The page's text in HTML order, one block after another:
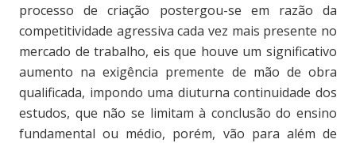
processo de criação postergou-se em razão da
competitividade agressiva cada vez mais presente no
mercado de trabalho, eis que houve um significativo
aumento na exigência premente de mão de obra
qualificada, impondo uma diuturna continuidade dos
estudos, que não se limitam à conclusão do ensino
fundamental ou médio, porém, vão para além de